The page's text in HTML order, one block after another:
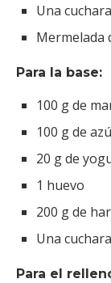
Una
Mermelada
Para la base:
100 g de
100 g de
20 g de
1 huevo
200 g de
Una
Para el